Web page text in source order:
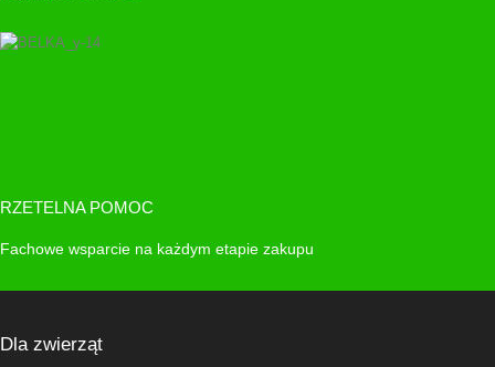
RZETELNA POMOC
Fachowe wsparcie na każdym etapie zakupu
Dla zwierząt